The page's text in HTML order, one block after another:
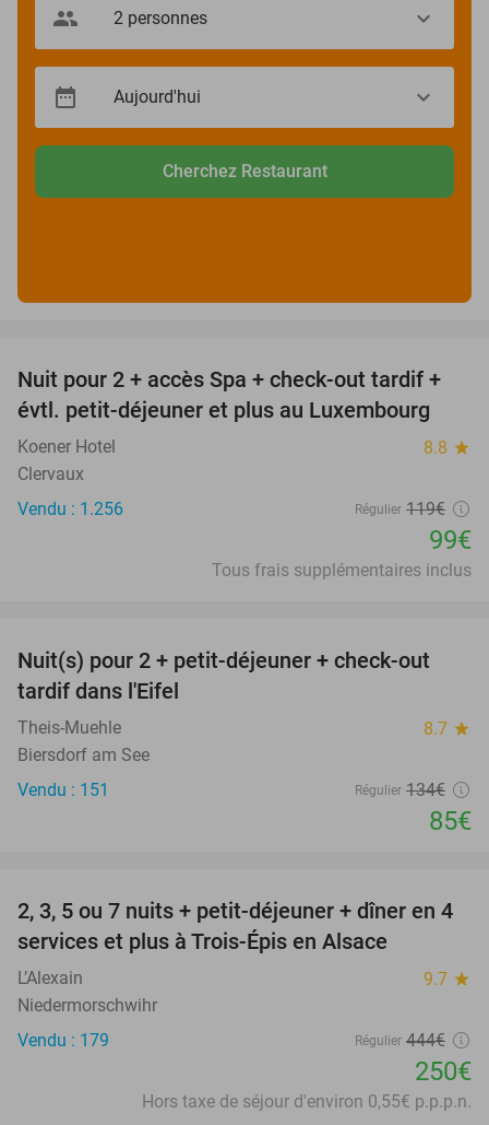
Cherchez Restaurant
17%
Nuit pour 2 + accès Spa + check-out tardif +
évtl. petit-déjeuner et plus au Luxembourg
Koener Hotel 8.8 star
Clervaux
Vendu : 1.256
Régulier 119€
99€
Tous frais supplémentaires inclus
37%
Nuit(s) pour 2 + petit-déjeuner + check-out
tardif dans l'Eifel
Theis-Muehle 8.7 star
Biersdorf am See
Vendu : 151
Régulier 134€
85€
44%
2, 3, 5 ou 7 nuits + petit-déjeuner + dîner en 4
services et plus à Trois-Épis en Alsace
L’Alexain 9.7 star
Niedermorschwihr
Vendu : 179
Régulier 444€
250€
Hors taxe de séjour d'environ 0,55€ p.p.p.n.